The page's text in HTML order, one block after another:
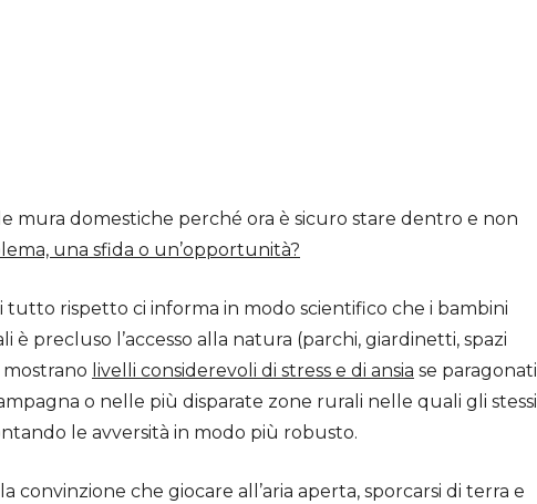
mura domestiche perché ora è sicuro stare dentro e non
una sfida o un’opportunità?
tutto rispetto ci informa in modo scientifico che i bambini
è precluso l’accesso alla natura (parchi, giardinetti, spazi
mostrano livelli considerevoli di stress e di ansia se paragonati
o nelle più disparate zone rurali nelle quali gli stessi
le avversità in modo più robusto.
convinzione che giocare all’aria aperta, sporcarsi di terra e